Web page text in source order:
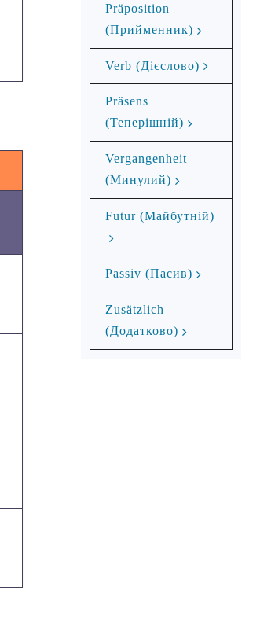
Präposition
(Прийменник)
Verb (Дієслово)
Präsens
(Теперішній)
Vergangenheit
(Минулий)
Futur (Майбутній)
Passiv (Пасив)
Zusätzlich
(Додатково)